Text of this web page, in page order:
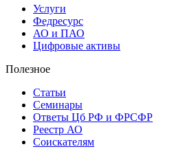
Услуги
Федресурс
АО и ПАО
Цифровые активы
Полезное
Статьи
Cеминары
Ответы Цб РФ и ФРСФР
Реестр АО
Соискателям